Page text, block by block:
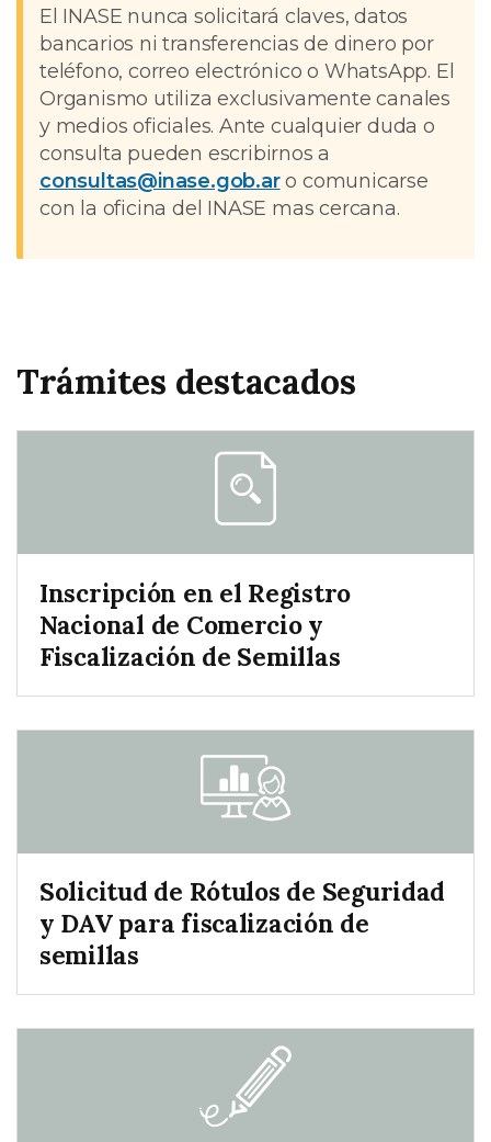
El INASE nunca solicitará claves, datos
bancarios ni transferencias de dinero por
teléfono, correo electrónico o WhatsApp. El
Organismo utiliza exclusivamente canales
y medios oficiales. Ante cualquier duda o
consulta pueden escribirnos a
consultas@inase.gob.aro comunicarse
con la oficina del INASE mas cercana.
Trámites destacados
Inscripción en el Registro
Nacional de Comercio y
Fiscalización de Semillas
Solicitud de Rótulos de Seguridad
y DAV para fiscalización de
semillas